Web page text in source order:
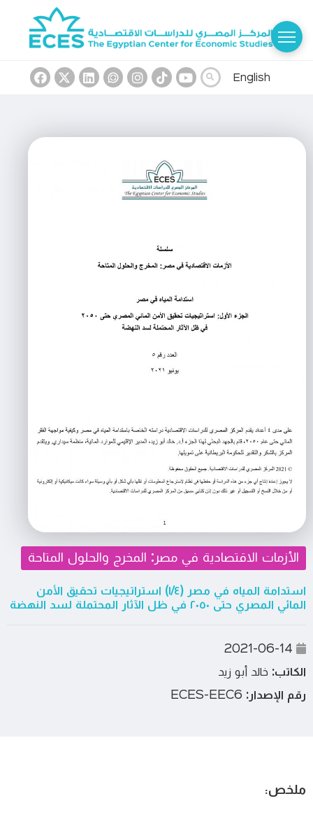
English
الأزمات الاقتصادية في مصر: المخرج والحلول المتاحة
استدامة المياه في مصر (١/٤) استراتيجيات تحقيق اﻷمن
الماﺋﻲ المصري حتى ٢٠٥٠ ﻓﻲ ظل اﻵﺛﺎر المحتملة لسد النهضة
الكاتب: خالد أبو زيد
رقم الإصدار:
ملخص: